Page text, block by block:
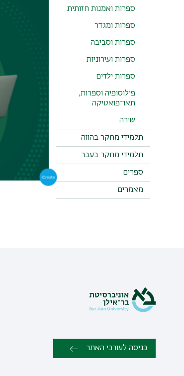
ספרות ואמנות חזותית
ספרות ומגדר
ספרות וסביבה
ספרות ועירוניות
ספרות ילדים
פילוסופיה וספרות,
תאו־פואטיקה
שירה
תלמידי מחקר בהווה
תלמידי מחקר בעבר
ספרים
מאמרים
כניסה לעורכי האתר